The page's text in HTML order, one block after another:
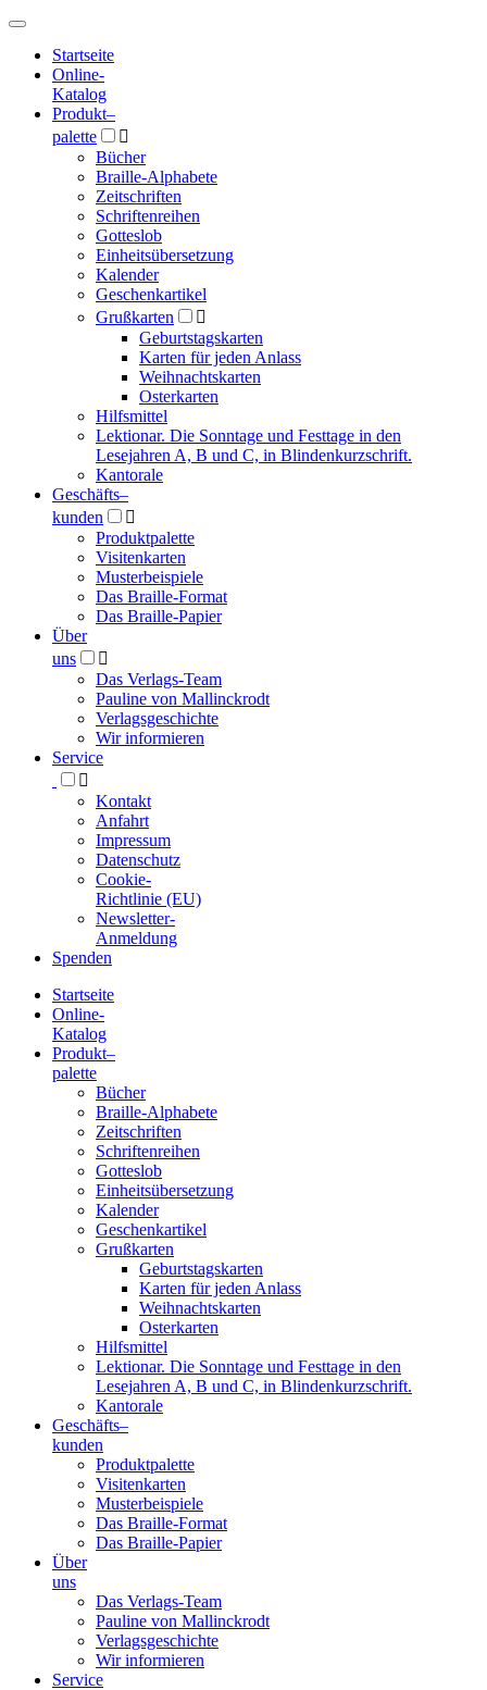
Hauptmenü
Hauptmenü
Startseite
Online-
Katalog
Produkt–
palette

Bücher
Braille-Alphabete
Zeitschriften
Schriftenreihen
Gotteslob
Einheitsübersetzung
Kalender
Geschenkartikel
Grußkarten

Geburtstagskarten
Karten für jeden Anlass
Weihnachtskarten
Osterkarten
Hilfsmittel
Lektionar. Die Sonntage und Festtage in den
Lesejahren A, B und C, in Blindenkurzschrift.
Kantorale
Geschäfts­–
kunden

Produktpalette
Visitenkarten
Musterbeispiele
Das Braille-Format
Das Braille-Papier
Über
uns

Das Verlags-Team
Pauline von Mallinckrodt
Verlagsgeschichte
Wir informieren
Service

Kontakt
Anfahrt
Impressum
Datenschutz
Cookie-
Richtlinie (EU)
Newsletter-
Anmeldung
Spenden
Blindenschrift-
Verlag
Druckerei
gGmbH
Startseite
Online-
Katalog
Produkt–
palette
Bücher
Braille-Alphabete
Zeitschriften
Schriftenreihen
Gotteslob
Einheitsübersetzung
Kalender
Geschenkartikel
Grußkarten
Geburtstagskarten
Karten für jeden Anlass
Weihnachtskarten
Osterkarten
Hilfsmittel
Lektionar. Die Sonntage und Festtage in den
Lesejahren A, B und C, in Blindenkurzschrift.
Kantorale
Geschäfts­–
kunden
Produktpalette
Visitenkarten
Musterbeispiele
Das Braille-Format
Das Braille-Papier
Über
uns
Das Verlags-Team
Pauline von Mallinckrodt
Verlagsgeschichte
Wir informieren
Service